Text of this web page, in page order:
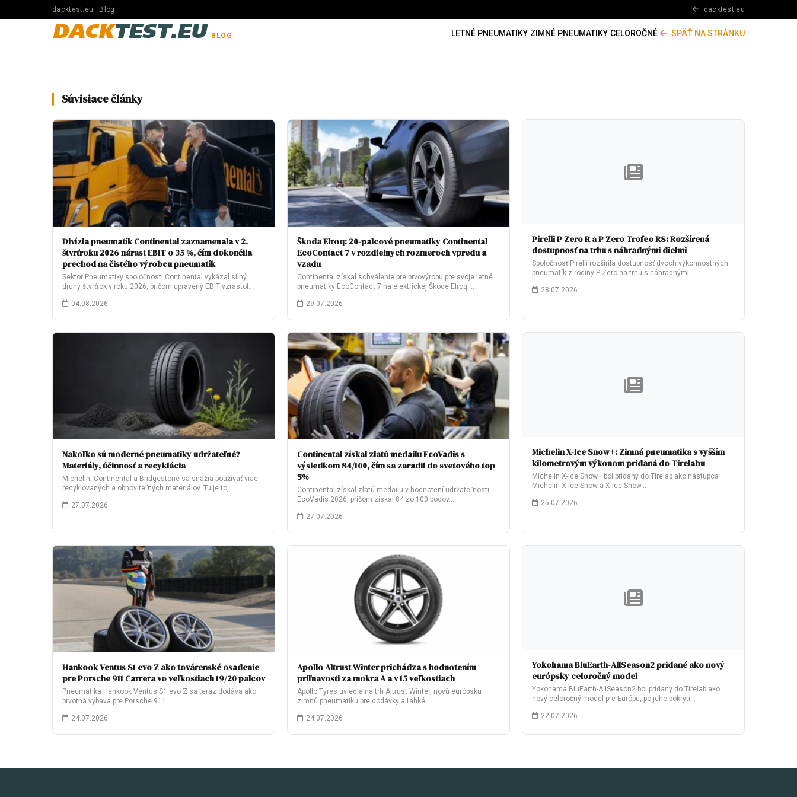
dacktest.eu · Blog dacktest.eu
DACKTEST.EU BLOG LETNÉ PNEUMATIKY·ZIMNÉ PNEUMATIKY·CELOROČNÉ· SPÄŤ NA STRÁNKU
Súvisiace články
Divízia pneumatík Continental zaznamenala v 2.
štvrťroku 2026 nárast EBIT o 35 %, čím dokončila
prechod na čistého výrobcu pneumatík
Sektor Pneumatiky spoločnosti Continental vykázal silný
druhý štvrťrok v roku 2026, pričom upravený EBIT vzrástol…
04.08.2026
Škoda Elroq: 20-palcové pneumatiky Continental
EcoContact 7 v rozdielnych rozmeroch vpredu a
vzadu
Continental získal schválenie pre prvovýrobu pre svoje letné
pneumatiky EcoContact 7 na elektrickej Škode Elroq.…
29.07.2026
Pirelli P Zero R a P Zero Trofeo RS: Rozšírená
dostupnosť na trhu s náhradnými dielmi
Spoločnosť Pirelli rozšírila dostupnosť dvoch výkonnostných
pneumatík z rodiny P Zero na trhu s náhradnými…
28.07.2026
Nakoľko sú moderné pneumatiky udržateľné?
Materiály, účinnosť a recyklácia
Michelin, Continental a Bridgestone sa snažia používať viac
recyklovaných a obnoviteľných materiálov. Tu je to,…
27.07.2026
Continental získal zlatú medailu EcoVadis s
výsledkom 84/100, čím sa zaradil do svetového top
5%
Continental získal zlatú medailu v hodnotení udržateľnosti
EcoVadis 2026, pričom získal 84 zo 100 bodov…
27.07.2026
Michelin X-Ice Snow+: Zimná pneumatika s vyšším
kilometrovým výkonom pridaná do Tirelabu
Michelin X-Ice Snow+ bol pridaný do Tirelab ako nástupca
Michelin X-Ice Snow a X-Ice Snow…
25.07.2026
Hankook Ventus S1 evo Z ako továrenské osadenie
pre Porsche 911 Carrera vo veľkostiach 19/20 palcov
Pneumatika Hankook Ventus S1 evo Z sa teraz dodáva ako
prvotná výbava pre Porsche 911…
24.07.2026
Apollo Altrust Winter prichádza s hodnotením
priľnavosti za mokra A a v 15 veľkostiach
Apollo Tyres uviedla na trh Altrust Winter, novú európsku
zimnú pneumatiku pre dodávky a ľahké…
24.07.2026
Yokohama BluEarth-AllSeason2 pridané ako nový
európsky celoročný model
Yokohama BluEarth-AllSeason2 bol pridaný do Tirelab ako
nový celoročný model pre Európu, po jeho pokrytí…
22.07.2026